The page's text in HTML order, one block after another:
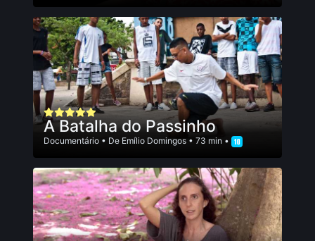
A Batalha do Passinho
Documentário • De Emí­lio Domingos • 73 min •